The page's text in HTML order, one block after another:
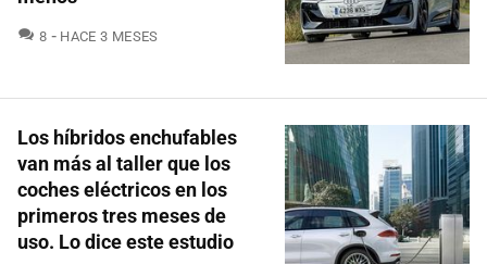
8 COMENTARIOS
HACE 3 MESES
Los híbridos enchufables
van más al taller que los
coches eléctricos en los
primeros tres meses de
uso. Lo dice este estudio